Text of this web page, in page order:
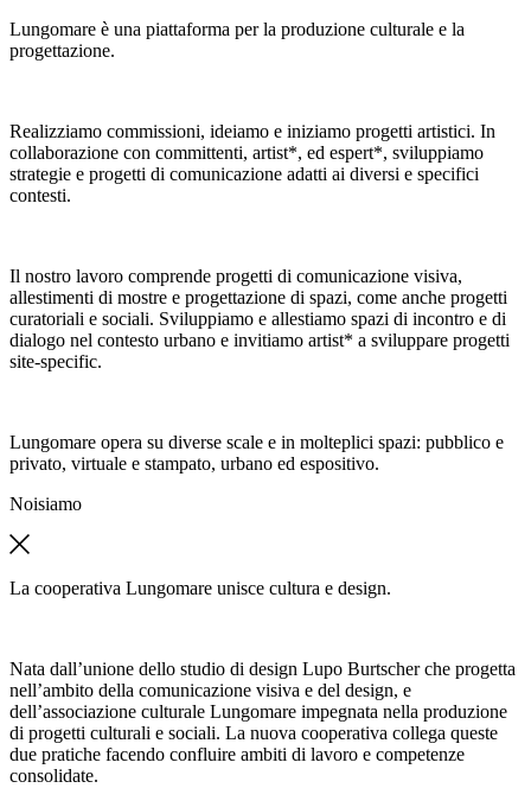
Lungomare è una piattaforma per la produzione culturale e la
progettazione.
Realizziamo commissioni, ideiamo e iniziamo progetti artistici. In
collaborazione con committenti, artist*, ed espert*, sviluppiamo
strategie e progetti di comunicazione adatti ai diversi e specifici
contesti.
Il nostro lavoro comprende progetti di comunicazione visiva,
allestimenti di mostre e progettazione di spazi, come anche progetti
curatoriali e sociali. Sviluppiamo e allestiamo spazi di incontro e di
dialogo nel contesto urbano e invitiamo artist* a sviluppare progetti
site-specific.
Lungomare opera su diverse scale e in molteplici spazi: pubblico e
privato, virtuale e stampato, urbano ed espositivo.
Noisiamo
La cooperativa Lungomare unisce cultura e design.
Nata dall’unione dello studio di design Lupo Burtscher che progetta
nell’ambito della comunicazione visiva e del design, e
dell’associazione culturale Lungomare impegnata nella produzione
di progetti culturali e sociali. La nuova cooperativa collega queste
due pratiche facendo confluire ambiti di lavoro e competenze
consolidate.